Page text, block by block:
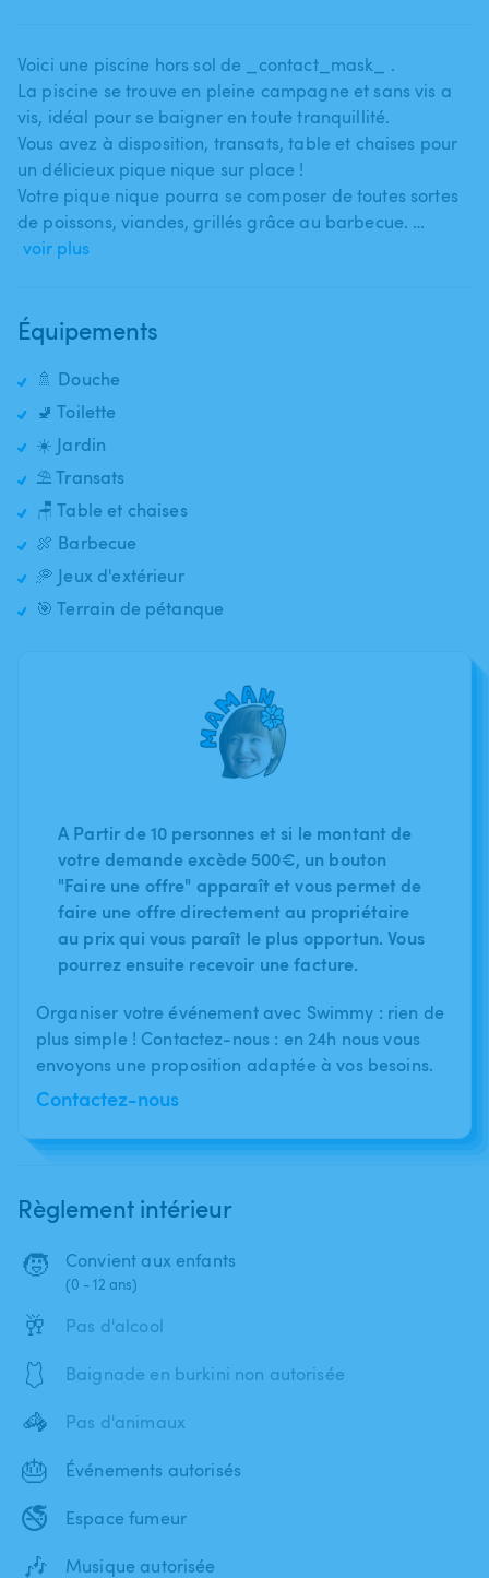
Voici une piscine hors sol de _contact_mask_ .
La piscine se trouve en pleine campagne et sans vis a
vis​,​ idéal pour se baigner en toute tranquillité.
Vous avez à disposition​,​ transats​,​ table et chaises pour
un délicieux pique nique sur place !
Votre pique nique pourra se composer de toutes sortes
de poissons​,​ viandes​,​ grillés grâce au barbecue. …
voir plus
Équipements
🚿 Douche
🚽 Toilette
☀️ Jardin
⛱️ Transats
🪑 Table et chaises
🍖 Barbecue
🥏 Jeux d'extérieur
🎯 Terrain de pétanque
A Partir de 10 personnes et si le montant de
votre demande excède 500€, un bouton
"Faire une offre" apparaît et vous permet de
faire une offre directement au propriétaire
au prix qui vous paraît le plus opportun. Vous
pourrez ensuite recevoir une facture.
Organiser votre événement avec Swimmy : rien de
plus simple ! Contactez-nous : en 24h nous vous
envoyons une proposition adaptée à vos besoins.
Contactez-nous
Règlement intérieur
🧒 Convient aux enfants
(0 - 12 ans)
🥂 Pas d'alcool
🩱 Baignade en burkini non autorisée
🦓 Pas d'animaux
🎂 Événements autorisés
🚭 Espace fumeur
🎶 Musique autorisée